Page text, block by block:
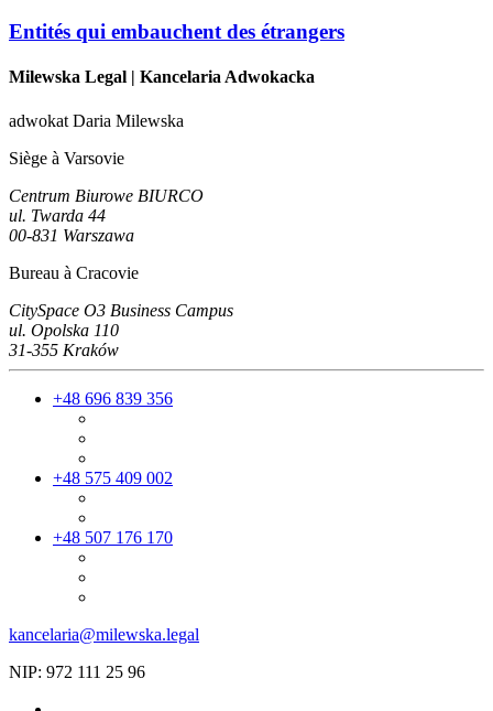
Entités qui embauchent des étrangers
Milewska Legal | Kancelaria Adwokacka
adwokat Daria Milewska
Siège à Varsovie
Centrum Biurowe BIURCO
ul. Twarda 44
00-831 Warszawa
Bureau à Cracovie
CitySpace O3 Business Campus
ul. Opolska 110
31-355 Kraków
+48 696 839 356
+48 575 409 002
+48 507 176 170
kancelaria@milewska.legal
NIP: 972 111 25 96